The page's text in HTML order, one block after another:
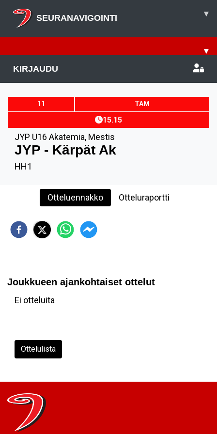
SEURANAVIGOINTI ▾
▾
KIRJAUDU
11 TAM
15.15
JYP U16 Akatemia, Mestis
JYP - Kärpät Ak
HH1
Otteluennakko Otteluraportti
Joukkueen ajankohtaiset ottelut
Ei otteluita
Ottelulista